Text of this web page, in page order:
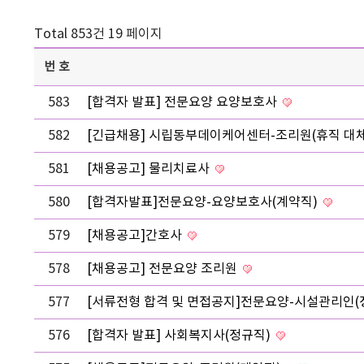
Total 853건 19 페이지
번호
583 [합격자 발표] 전문요양 요양보호사
582 [긴급채용] 시립동부데이케어센터-조리원(휴직 대
581 [채용공고] 물리치료사
580 [합격자발표]전문요양-요양보호사(계약직)
579 [채용공고]간호사
578 [채용공고] 전문요양 조리원
577 [서류전형 합격 및 면접공지]전문요양-시설관리인(
576 [합격자 발표] 사회복지사(정규직)